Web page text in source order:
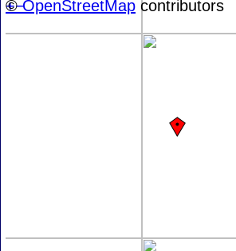
+−
©OpenStreetMap contributors